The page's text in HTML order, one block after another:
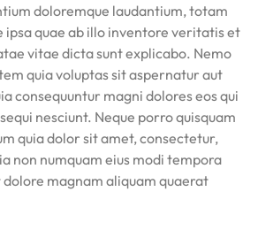
doloremque laudantium, totam
ipsa quae ab illo inventore veritatis et
vitae dicta sunt explicabo. Nemo
quia voluptas sit aspernatur aut
consequuntur magni dolores eos qui
nesciunt. Neque porro quisquam
quia dolor sit amet, consectetur,
non numquam eius modi tempora
magnam aliquam quaerat